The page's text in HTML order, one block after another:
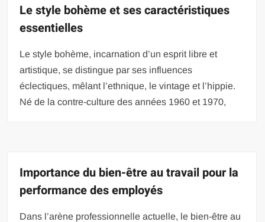
Le style bohème et ses caractéristiques
essentielles
Le style bohème, incarnation d’un esprit libre et
artistique, se distingue par ses influences
éclectiques, mêlant l’ethnique, le vintage et l’hippie.
Né de la contre-culture des années 1960 et 1970,
Importance du bien-être au travail pour la
performance des employés
Dans l’arène professionnelle actuelle, le bien-être au